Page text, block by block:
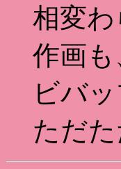
相変わ
作画も
ビバッ
ただた